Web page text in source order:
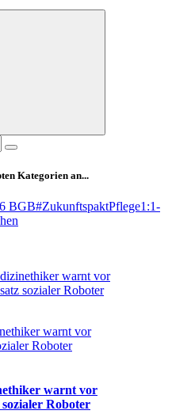
Kategorien an...
BGB#ZukunftspaktPflege1:1-
warnt vor
sozialer Roboter
warnt vor
Roboter